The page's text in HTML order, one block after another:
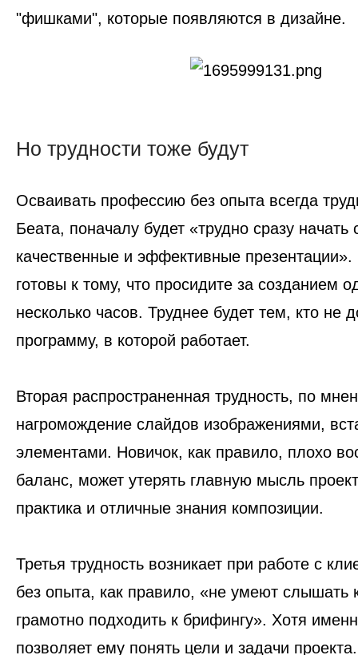
"фишками", которые появляются в дизайне.
Но трудности тоже будут
Осваивать профессию без опыта всегда
Беата, поначалу будет «трудно сразу начать
качественные и эффективные презентации».
готовы к тому, что просидите за созданием
несколько часов. Труднее будет тем, кто не
программу, в которой работает.
Вторая распространенная трудность, по
нагромождение слайдов изображениями,
элементами. Новичок, как правило, плохо
баланс, может утерять главную мысль
практика и отличные знания композиции.
Третья трудность возникает при работе с
без опыта, как правило, «не умеют слышать
грамотно подходить к брифингу». Хотя
позволяет ему понять цели и задачи